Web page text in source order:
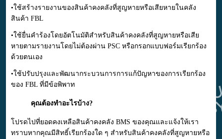
•ใช้สร้างรายงานของสินค้าคงคลังที่สูญหายหรือเสียหายในคลัง
สินค้า FBL
•ใช้ยื่นคำร้องโดยอัตโนมัติสำหรับสินค้าคงคลังที่สูญหายหรือเสีย
หายตามรายงานโดยไม่ต้องผ่าน PSC หรือกรอกแบบฟอร์มเรียกร้อง
ด้วยตนเอง
•ใช้ปรับปรุงและพัฒนากระบวนการการแก้ปัญหาของการเรียกร้อง
ของ FBL ที่มีข้อพิพาท
คุณต้องทำอะไรบ้าง?
โปรดไปที่ยอดคงเหลือสินค้าคงคลัง BMS ของคุณและแจ้งให้เรา
ทราบหากคุณมีสิทธิ์เรียกร้องใด ๆ สำหรับสินค้าคงคลังที่สูญหายหรือ